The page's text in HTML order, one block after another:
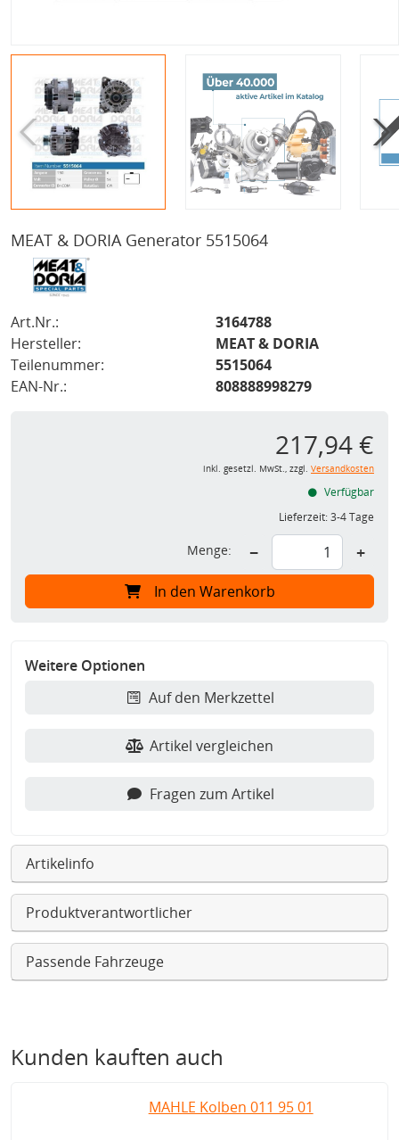
MEAT & DORIA Generator 5515064
Art.Nr.:
3164788
Hersteller:
MEAT & DORIA
Teilenummer:
5515064
EAN-Nr.:
808888998279
217,94 €
inkl. gesetzl. MwSt., zzgl. Versandkosten
Verfügbar
Lieferzeit:3-4 Tage
Menge: − +
In den Warenkorb
Weitere Optionen
Auf den Merkzettel
Artikel vergleichen
Fragen zum Artikel
Artikelinfo
Produktverantwortlicher
Passende Fahrzeuge
Kunden kauften auch
MAHLE Kolben 011 95 01